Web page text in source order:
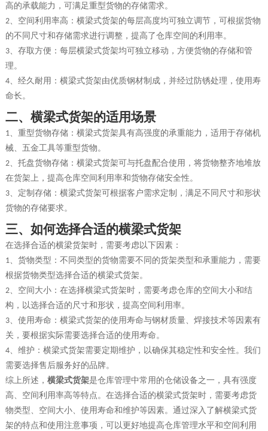
高的承载能力，可满足重型货物的存储需求。
2、 空间利用率高：横梁式货架的每层高度均可独立调节，可根据货物
的不同尺寸和存储需求进行调整，提高了仓库空间的利用率。
3、 存取方便：每层横梁式货架均可独立移动，方便货物的存储和管
理。
4、 经久耐用：横梁式货架由优质钢材制成，并经过防锈处理，使用寿
命长。
二、 横梁式货架的适用场景
1
重型货物存储：横梁式货架具有高强度的承重能力，适用于存储机
械、五金工具等重型货物。
2、 托盘货物存储：横梁式货架可与托盘配合使用，将货物整齐地堆放
在货架上，提高仓库空间利用率和货物存储安全性。
3、 定制存储：横梁式货架可根据客户需求定制，满足不同尺寸和形状
货物的存储要求。
三、 如何选择合适的横梁式货架
在选择合适的横梁货架时，需要考虑以下因素：
1
货物类型：不同类型的货物需要不同的货架类型和承重能力，需要
根据货物类型选择合适的横梁式货架。
2、 空间大小：在选择横梁式货架时，需要考虑仓库的空间大小和结
构，以选择合适的尺寸和形状，提高空间利用率。
3、 使用寿命：横梁式货架的使用寿命与钢材质量、焊接技术等因素有
关，要根据实际需要选择合适的使用寿命。
4、 维护：横梁式货架需要定期维护，以确保其稳定性和安全性。我们
需要选择售后服务好的品牌。
综上所述， 横梁式货架是仓库管理中常用的仓储设备之一，具有强度
高、空间利用率高等特点。在选择合适的横梁式货架时，需要考虑货
物类型、空间大小、使用寿命和维护等因素。通过深入了解横梁式货
架的特点和使用注意事项，可以更好地提高仓库管理水平和空间利用